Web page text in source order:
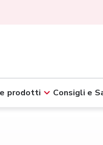
e prodotti Consigli e